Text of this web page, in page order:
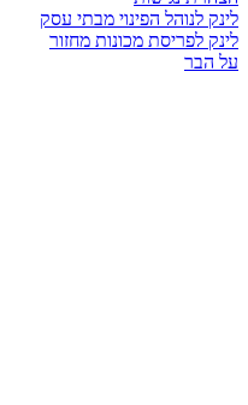
לינק לנוהל הפינוי מבתי עסק
לינק לפריסת מכונות מחזור
על הבר